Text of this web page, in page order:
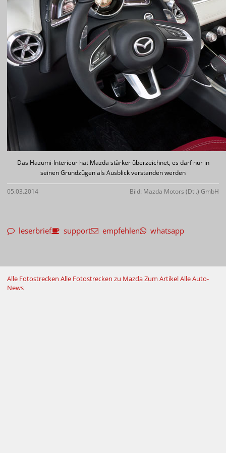
Das Hazumi-Interieur hat Mazda stärker überzeichnet, es darf nur in
seinen Grundzügen als Ausblick verstanden werden
05.03.2014 Bild: Mazda Motors (Dtl.) GmbH
leserbrief support empfehlen whatsapp
Alle Fotostrecken Alle Fotostrecken zu MazdaZum ArtikelAlle Auto-
News